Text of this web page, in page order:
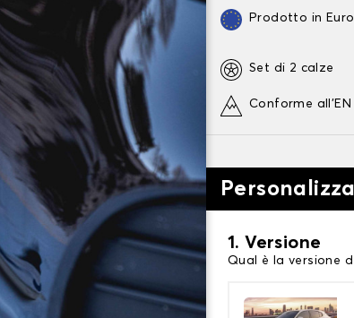
Prodotto in
Set di 2 calze
Conforme all'EN
1. Versione
Qual è la versione